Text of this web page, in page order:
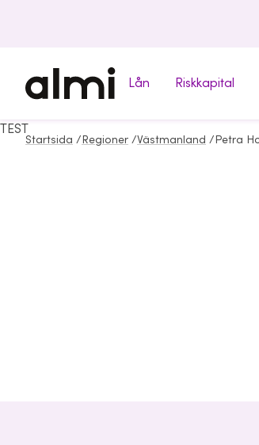
Lån Riskkapital
Startsida / Regioner /Västmanland /
TEST